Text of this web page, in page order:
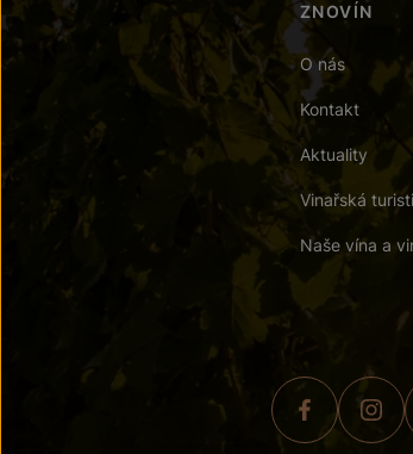
ZNOVÍN
O nás
Kontakt
Aktuality
Vinařská
Naše vína a